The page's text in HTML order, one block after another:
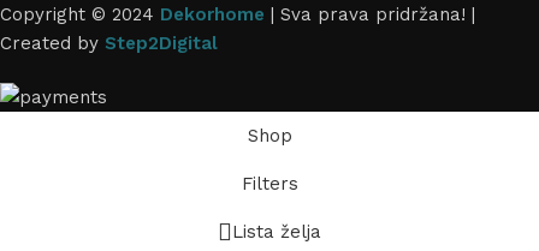
Copyright © 2024 Dekorhome | Sva prava pridržana! |
Created by Step2Digital
Shop
Filters
Lista želja